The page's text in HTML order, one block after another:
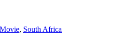
, South Africa